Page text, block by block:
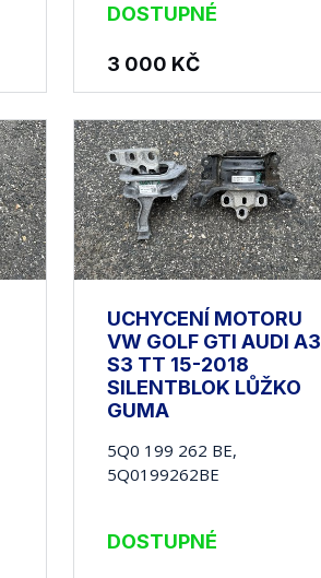
DOSTUPNÉ
3 000 KČ
UCHYCENÍ MOTORU
VW GOLF GTI AUDI A3
S3 TT 15-2018
SILENTBLOK LŮŽKO
GUMA
5Q0 199 262 BE,
5Q0199262BE
DOSTUPNÉ